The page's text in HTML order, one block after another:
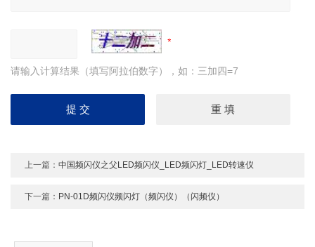
请输入计算结果（填写阿拉伯数字），如：三加四=7
上一篇：中国频闪仪之父LED频闪仪_LED频闪灯_LED转速仪
下一篇： PN-01D频闪仪频闪灯（频闪仪）（闪频仪）